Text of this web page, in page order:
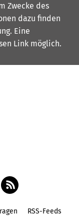
Zwecke des
dazu finden
. Eine
Link möglich.
RSS-Feeds